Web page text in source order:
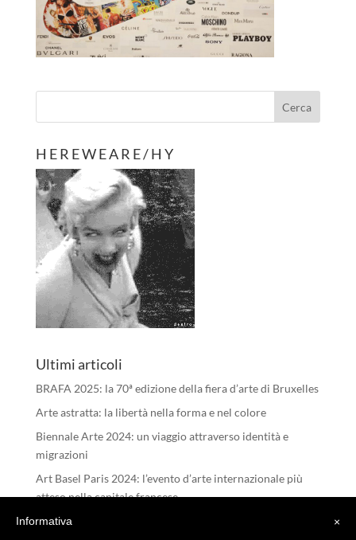
H E R E W E A R E / H Y
Ultimi articoli
BRAFA 2025: la 70ª edizione della fiera d’arte di Bruxelles
Arte astratta: la libertà nella forma e nel colore
Biennale Arte 2024: un viaggio attraverso identità e
migrazioni
Art Basel Paris 2024: l’evento d’arte internazionale più
atteso nella capitale francese
I RIFLESSI DELL’ANIMA – Michele Tombolini
×
Informativa